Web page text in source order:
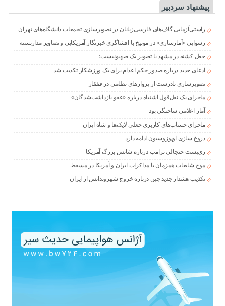
پیشنهاد سردبیر
راستی‌آزمایی گاف‌های فارسی‌زبانان در تصویرسازی تجمعات دانشگاه‌های تهران
رسوایی «آمارسازی» در مونیخ با افشاگری خبرنگار آمریکایی و تصاویر مداربسته
جعل کشته در مشهد با تصویر یک صهیونیست؛
ادعای جدید درباره صدور حکم اعدام برای یک ورزشکار تکذیب شد
تصویرسازی نادرست از پروازهای نظامی در قفقاز
ماجرای یک نقل‌قول اشتباه درباره «عفو بازداشت‌شدگان»
آمار اعلامی ساختگی بود
ماجرای حساب‌های کاربری جعلی لایک‌ها و شاه ایران
دروغ سازی اوپوزوسیون ادامه دارد
ری‌پست جنجالی ترامپ درباره شانس بزرگ آمریکا
موج شایعات همزمان با مذاکرات ایران و آمریکا در مسقط
تکذیب هشدار جدید چین درباره خروج شهروندانش از ایران